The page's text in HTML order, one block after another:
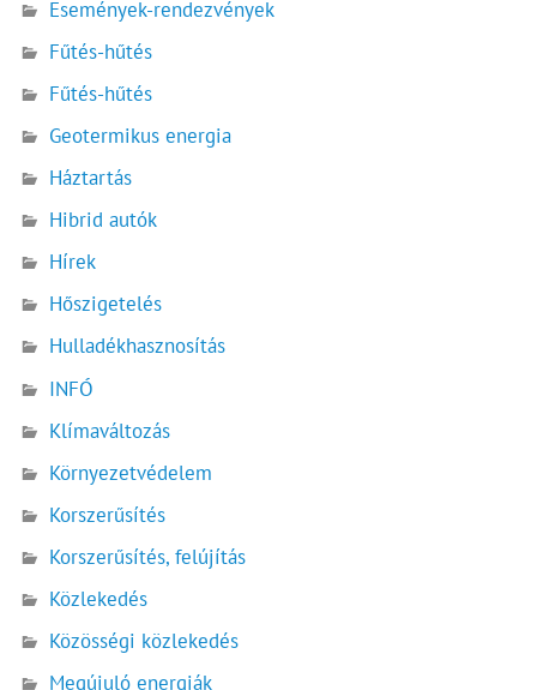
Események-rendezvények
Fűtés-hűtés
Fűtés-hűtés
Geotermikus energia
Háztartás
Hibrid autók
Hírek
Hőszigetelés
Hulladékhasznosítás
INFÓ
Klímaváltozás
Környezetvédelem
Korszerűsítés
Korszerűsítés, felújítás
Közlekedés
Közösségi közlekedés
Megújuló energiák